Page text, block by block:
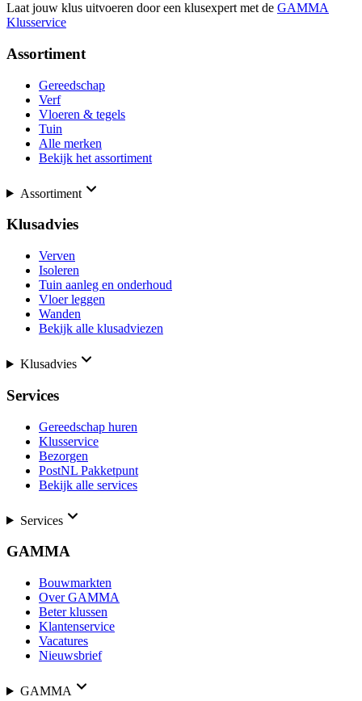
Laat jouw klus uitvoeren door een klusexpert met de GAMMA
Klusservice
Assortiment
Gereedschap
Verf
Vloeren & tegels
Tuin
Alle merken
Bekijk het assortiment
Assortiment
Klusadvies
Verven
Isoleren
Tuin aanleg en onderhoud
Vloer leggen
Wanden
Bekijk alle klusadviezen
Klusadvies
Services
Gereedschap huren
Klusservice
Bezorgen
PostNL Pakketpunt
Bekijk alle services
Services
GAMMA
Bouwmarkten
Over GAMMA
Beter klussen
Klantenservice
Vacatures
Nieuwsbrief
GAMMA